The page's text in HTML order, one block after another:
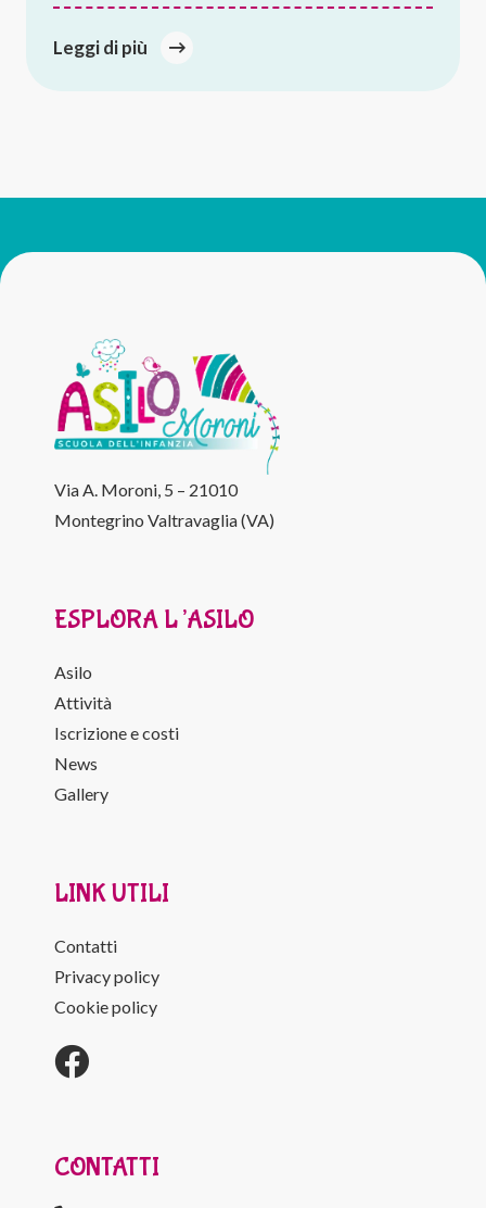
Leggi di più
Via A. Moroni, 5 – 21010
Montegrino Valtravaglia (VA)
ESPLORA L’ASILO
Asilo
Attività
Iscrizione e costi
News
Gallery
LINK UTILI
Contatti
Privacy policy
Cookie policy
CONTATTI